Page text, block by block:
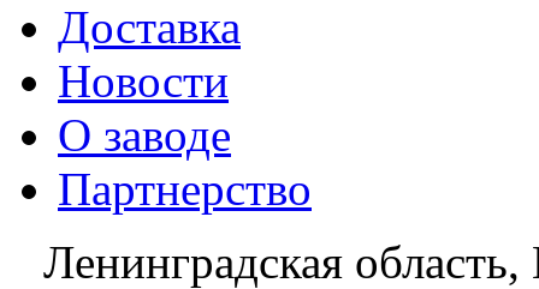
Доставка
Новости
О заводе
Партнерство
Ленинградская